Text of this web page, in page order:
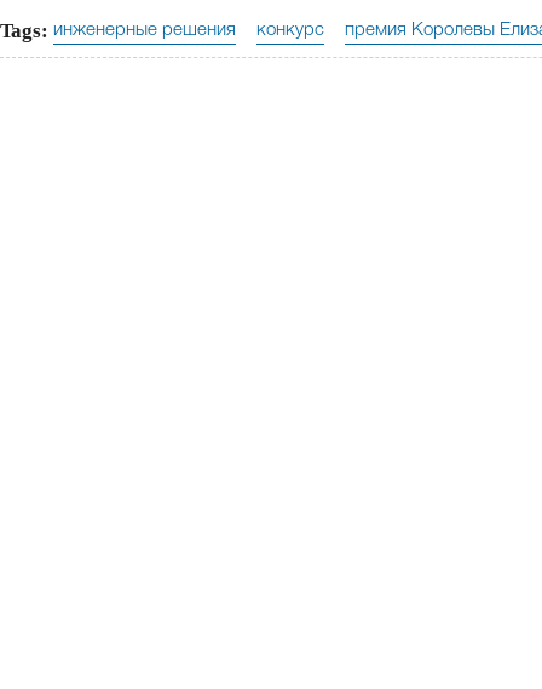
Tags: инженерные решения конкурс премия Королевы